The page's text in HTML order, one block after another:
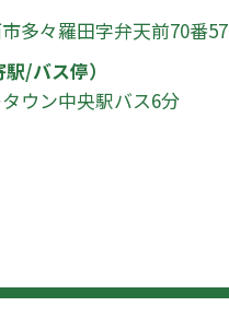
多々羅田字弁天前70番57
/バス停）
ウン中央駅バス6分